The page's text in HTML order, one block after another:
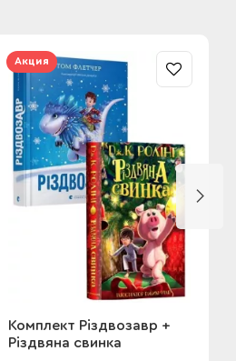
Акция
Комплект Різдвозавр +
Різдвяна свинка